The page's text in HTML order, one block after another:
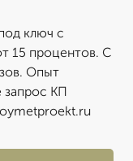
ключ с
15 процентов. С
Опыт
запрос КП